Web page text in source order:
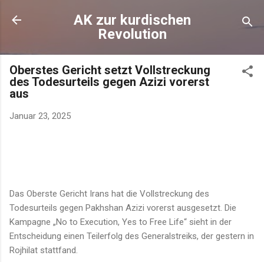
Direkt zum Hauptbereich
AK zur kurdischen
Revolution
Oberstes Gericht setzt Vollstreckung
des Todesurteils gegen Azizi vorerst
aus
Januar 23, 2025
Das Oberste Gericht Irans hat die Vollstreckung des
Todesurteils gegen Pakhshan Azizi vorerst ausgesetzt. Die
Kampagne „No to Execution, Yes to Free Life“ sieht in der
Entscheidung einen Teilerfolg des Generalstreiks, der gestern in
Rojhilat stattfand.